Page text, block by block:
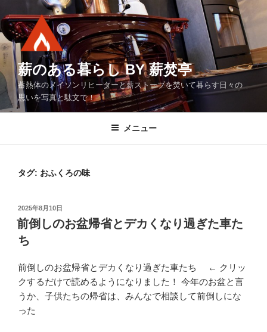
ン
テ
ン
ツ
へ
ス
キ
薪のある暮らし BY 薪焚亭
蓄熱体のメイソンリヒーターと薪ストーブを焚いて暮らす日々の
思いを写真と駄文で！
メニュー
タグ: おふくろの味
投
稿
日:
2025年8月10日
前倒しのお盆帰省とデカくなり過ぎた車た
ち
前倒しのお盆帰省とデカくなり過ぎた車たち ← クリッ
クするだけで読めるようになりました！ 今年のお盆と言
うか、子供たちの帰省は、みんなで相談して前倒しにな
った